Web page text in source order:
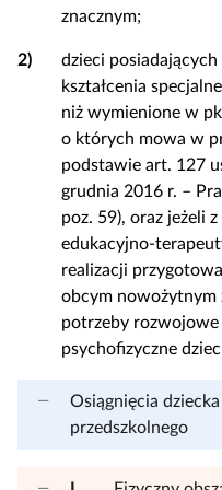
znacznym;
2)
dzieci
kształcenia
niż wymienione w
o których mowa w
podstawie art. 127
grudnia 2016 r. –
poz. 59), oraz jeżeli
edukacyjno-
realizacji
obcym nowożytnym
potrzeby rozwojowe
psychofizyczne
Osiągnięcia
przedszkolnego